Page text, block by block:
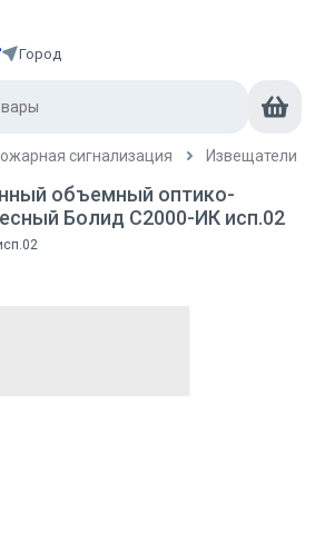
Город
сигнализация Извещатели
объемный оптико-
Болид С2000-ИК исп.02